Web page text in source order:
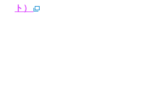
ト）